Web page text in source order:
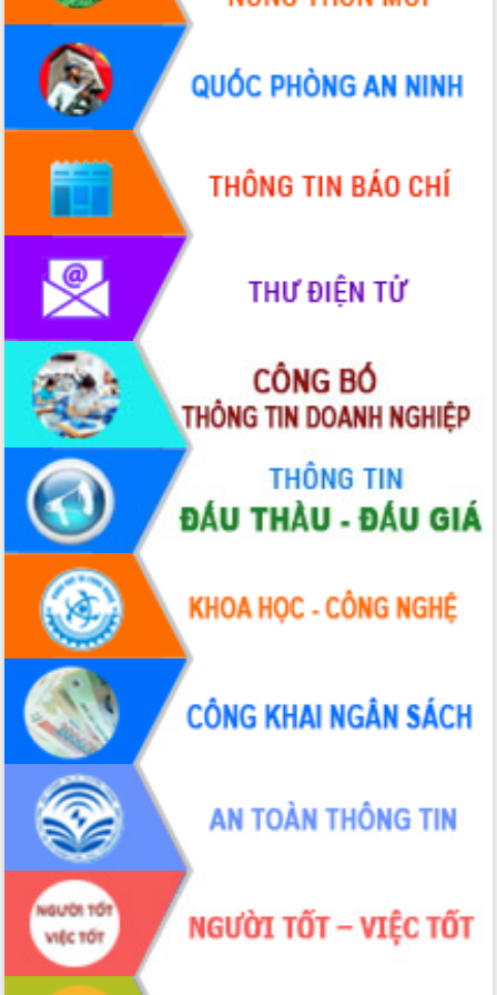
Xây dựng nông thôn mới: Nâng cao đời
sống người dân từ những mô hình thiết
thực
Quyết liệt tháo gỡ vướng mắc, đẩy
nhanh tiến độ các dự án trọng điểm
trong Khu kinh tế Nam Phú Yên
Hòn Yến phát triển du lịch gắn với bảo
tồn biển
Lấy ý kiến điều chỉnh Quy hoạch tỉnh
Đắk Lắk thời kỳ 2021-2030, tầm nhìn
Phát động chiến dịch 30 ngày đêm
giải phóng mặt bằng Tuyến đường bộ
ven biển
Đắk Lắk nỗ lực thúc đẩy tăng trưởng
kinh tế từ 10% trở lên trong Quý
II/2026
Đắk Lắk ký kết thỏa thuận hợp tác về
chuyển đổi số giai đoạn 2026 – 2030
với Tập đoàn Bưu chính Viễn thông
Việt Nam
Thứ trưởng Bộ Y tế làm việc với tỉnh
Đắk Lắk về phát triển nhân lực y tế
cho trạm y tế cấp xã
Du lịch Đắk Lắk nâng tầm trải nghiệm
du khách thông qua Hệ thống cơ sở dữ
liệu và Bản đồ số
Tập huấn ứng dụng trí tuệ nhân tạo (AI)
trong thương mại điện tử năm 2026
Đoàn đại biểu Quốc hội tỉnh Đắk Lắk
trao đổi thông tin trước Kỳ họp thứ
nhất, Quốc hội khóa XVI
Quyết liệt cải cách hành chính, khơi
thông nguồn lực phát triển
Nâng cao hiệu lực, hiệu quả HĐND
tỉnh thông qua hiện đại hóa hành chính
Xã Ea Phê gắn cải cách hành chính với
chuyển đổi số
Phó Chủ tịch Thường trực UBND tỉnh
Hồ Thị Nguyên Thảo làm việc tại Trung
tâm Phục vụ hành chính công xã Ea